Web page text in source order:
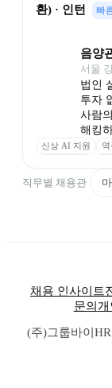
환) · 인턴
빠
음양
서울
법인
투자
사람
해킹
신상 AI 지원
직무별 채용관
채용 인사이트
문의
(주)그룹바이